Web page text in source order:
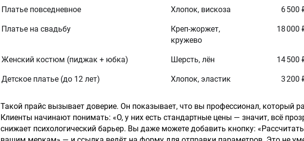
Платье повседневное Хлопок, вискоза 6 500
Платье на свадьбу
Креп-жоржет,
кружево
18 000
Женский костюм (пиджак + юбка) Шерсть, лён 14 500
Детское платье (до 12 лет) Хлопок, эластик 3 200
Такой прайс вызывает доверие. Он показывает, что вы профессионал, который
Клиенты начинают понимать: «О, у них есть стандартные цены — значит, всё
снижает психологический барьер. Вы даже можете добавить кнопку: